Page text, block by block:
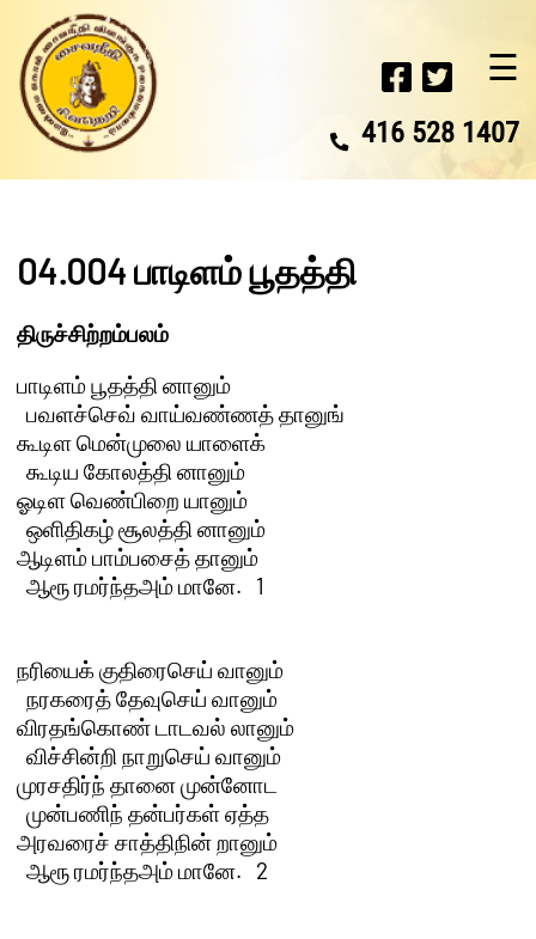
☰
416 528 1407
04.004 பாடிளம் பூதத்தி
திருச்சிற்றம்பலம்
பாடிளம் பூதத்தி னானும்
  பவளச்செவ் வாய்வண்ணத் தானுங்
கூடிள மென்முலை யாளைக்
  கூடிய கோலத்தி னானும்
ஓடிள வெண்பிறை யானும்
  ஒளிதிகழ் சூலத்தி னானும்
ஆடிளம் பாம்பசைத் தானும்
  ஆரூ ரமர்ந்தஅம் மானே.   1
நரியைக் குதிரைசெய் வானும்
  நரகரைத் தேவுசெய் வானும்
விரதங்கொண் டாடவல் லானும்
  விச்சின்றி நாறுசெய் வானும்
முரசதிர்ந் தானை முன்னோட
  முன்பணிந் தன்பர்கள் ஏத்த
அரவரைச் சாத்திநின் றானும்
  ஆரூ ரமர்ந்தஅம் மானே.   2